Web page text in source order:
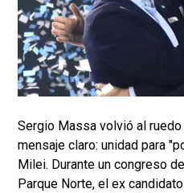
Sergio Massa volvió al
mensaje claro: unidad para
Milei. Durante un congreso
Parque Norte, el ex